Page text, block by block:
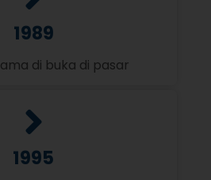
1989
di buka di pasar
1995